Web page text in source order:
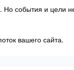
события и цели
вашего сайта.